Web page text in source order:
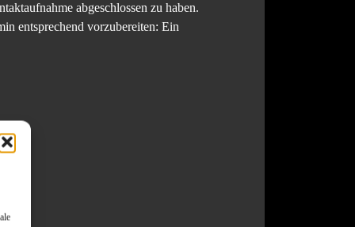
abgeschlossen zu haben.
entsprechend vorzubereiten: Ein